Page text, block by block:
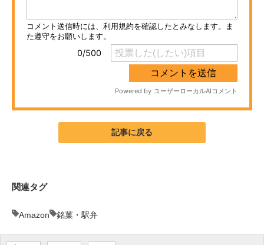
スマホと通信の最新トレンド
進化するPCとデバイスの未来
AI活用のいまが分かる
記事に戻る
関連タグ
Amazon 銘菓・駅弁